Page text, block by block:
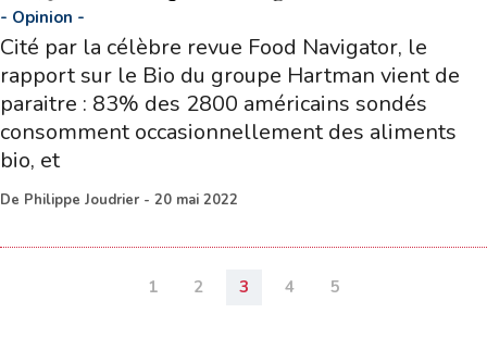
- Opinion -
Cité par la célèbre revue Food Navigator, le
rapport sur le Bio du groupe Hartman vient de
paraitre : 83% des 2800 américains sondés
consomment occasionnellement des aliments
bio, et
De Philippe Joudrier - 20 mai 2022
1 2 3 4 5